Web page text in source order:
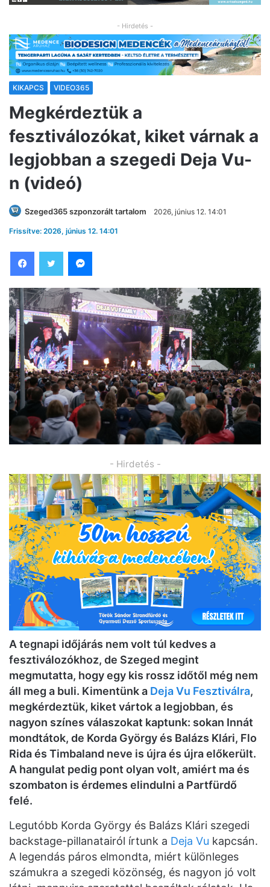
- Hirdetés -
KIKAPCS VIDEO365
Megkérdeztük a
fesztiválozókat, kiket várnak a
legjobban a szegedi Deja Vu-
n (videó)
Szeged365 szponzorált tartalom 2026, június 12. 14:01
Frissítve: 2026, június 12. 14:01
- Hirdetés -
A tegnapi időjárás nem volt túl kedves a
fesztiválozókhoz, de Szeged megint
megmutatta, hogy egy kis rossz időtől még nem
áll meg a buli. Kimentünk a Deja Vu Fesztiválra,
megkérdeztük, kiket vártok a legjobban, és
nagyon színes válaszokat kaptunk: sokan Innát
mondtátok, de Korda György és Balázs Klári, Flo
Rida és Timbaland neve is újra és újra előkerült.
A hangulat pedig pont olyan volt, amiért ma és
szombaton is érdemes elindulni a Partfürdő
felé.
Legutóbb Korda György és Balázs Klári szegedi
backstage-pillanatairól írtunk a Deja Vu kapcsán.
A legendás páros elmondta, miért különleges
számukra a szegedi közönség, és nagyon jó volt